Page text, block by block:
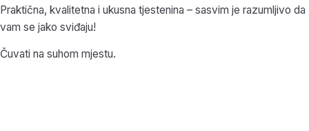
Praktična, kvalitetna i ukusna tjestenina – sasvim je razumljivo da
vam se jako sviđaju!
Čuvati na suhom mjestu.